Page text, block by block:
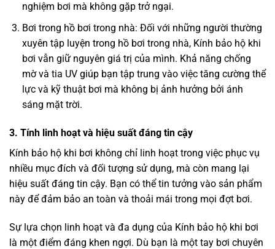
nghiệm bơi mà không gặp trở ngại.
Bơi trong hồ bơi trong nhà: Đối với những người thường
xuyên tập luyện trong hồ bơi trong nhà, Kính bảo hộ khi
bơi vẫn giữ nguyên giá trị của mình. Khả năng chống
mờ và tia UV giúp bạn tập trung vào việc tăng cường thể
lực và kỹ thuật bơi mà không bị ảnh hưởng bởi ánh
sáng mặt trời.
3. Tính linh hoạt và hiệu suất đáng tin cậy
Kính bảo hộ khi bơi không chỉ linh hoạt trong việc phục vụ
nhiều mục đích và đối tượng sử dụng, mà còn mang lại
hiệu suất đáng tin cậy. Bạn có thể tin tưởng vào sản phẩm
này để đảm bảo an toàn và thoải mái trong mọi đợt bơi.
Sự lựa chọn linh hoạt và đa dụng của Kính bảo hộ khi bơi
là một điểm đáng khen ngợi. Dù bạn là một tay bơi chuyên